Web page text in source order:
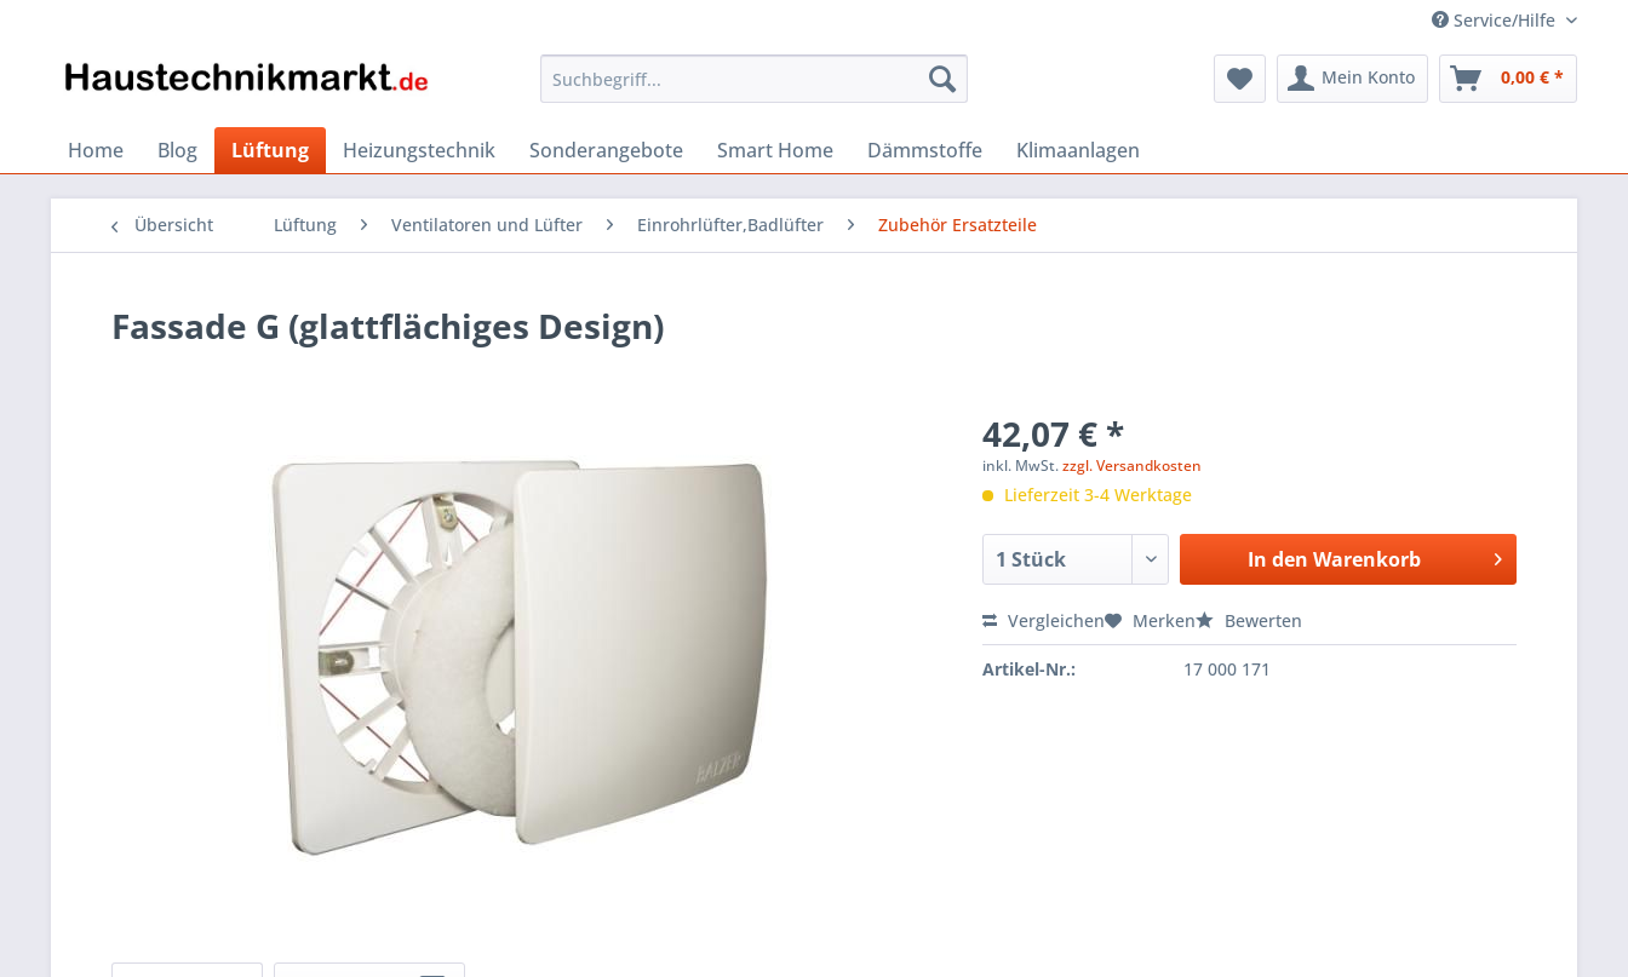
Service/Hilfe
Mein Konto 0,00 € *
Home Blog Lüftung Heizungstechnik Sonderangebote Smart Home Dämmstoffe Klimaanlagen
Übersicht Lüftung Ventilatoren und Lüfter Einrohrlüfter,Badlüfter Zubehör Ersatzteile
Fassade G (glattflächiges Design)
42,07 € *
inkl. MwSt.zzgl. Versandkosten
Lieferzeit 3-4 Werktage
In den Warenkorb
Vergleichen Merken Bewerten
Artikel-Nr.: 17 000 171